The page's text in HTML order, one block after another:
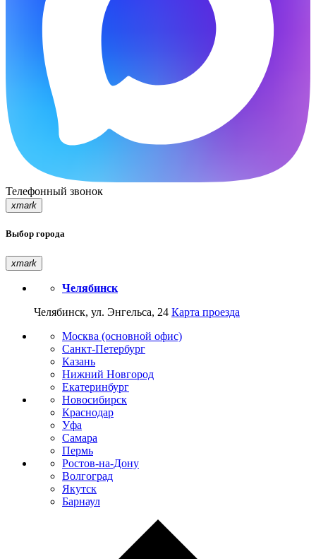
Телефонный звонок
xmark
Выбор города
xmark
Челябинск
Челябинск, ул. Энгельса, 24 Карта проезда
Москва (основной офис)
Санкт-Петербург
Казань
Нижний Новгород
Екатеринбург
Новосибирск
Краснодар
Уфа
Самара
Пермь
Ростов-на-Дону
Волгоград
Якутск
Барнаул